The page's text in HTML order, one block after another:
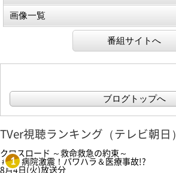
画像一覧
番組サイトへ
ブログトップへ
TVer視聴ランキング（テレビ朝日）
1
クロスロード ～救命救急の約束～
＃5 病院激震！パワハラ＆医療事故!?
8月4日(火)放送分